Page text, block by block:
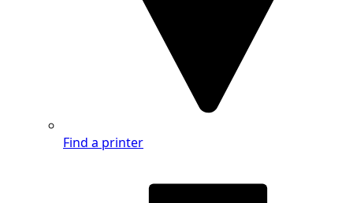
Find a printer